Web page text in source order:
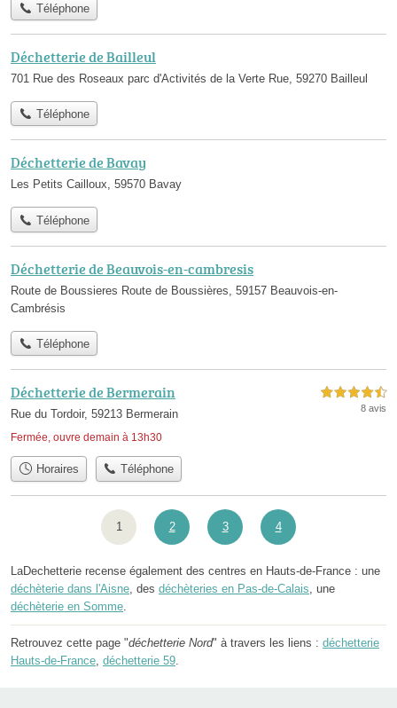
Téléphone
Déchetterie de Bailleul
701 Rue des Roseaux parc d'Activités de la Verte Rue, 59270 Bailleul
Téléphone
Déchetterie de Bavay
Les Petits Cailloux, 59570 Bavay
Téléphone
Déchetterie de Beauvois-en-cambresis
Route de Boussieres Route de Boussières, 59157 Beauvois-en-
Cambrésis
Téléphone
Déchetterie de Bermerain
Rue du Tordoir, 59213 Bermerain
Fermée, ouvre demain à 13h30
4,5 étoiles sur 5
8 avis
Horaires Téléphone
1 2 3 4
LaDechetterie recense également des centres en Hauts-de-France : une
déchèterie dans l'Aisne , des déchèteries en Pas-de-Calais , une
déchèterie en Somme
Retrouvez cette page "déchetterie Nord" à travers les liens : déchetterie
Hauts-de-France déchetterie 59